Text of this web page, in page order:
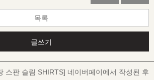
목록
글쓰기
스판 슬림 SHIRTS] 네이버페이에서 작성된 후